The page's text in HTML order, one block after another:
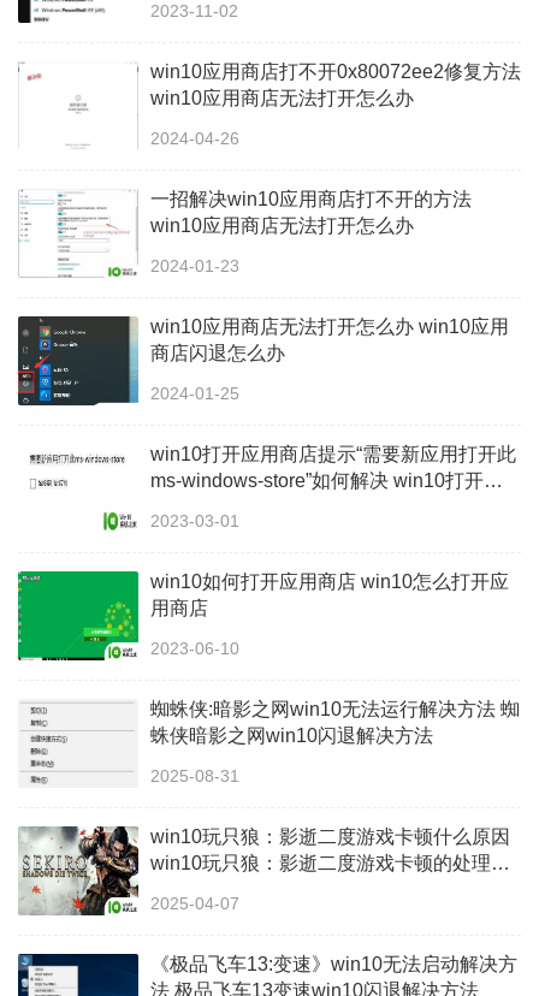
2023-11-02
win10应用商店打不开0x80072ee2修复方法
win10应用商店无法打开怎么办
2024-04-26
一招解决win10应用商店打不开的方法
win10应用商店无法打开怎么办
2024-01-23
win10应用商店无法打开怎么办 win10应用
商店闪退怎么办
2024-01-25
win10打开应用商店提示“需要新应用打开此
ms-windows-store”如何解决 win10打开应
store”怎么办
2023-03-01
win10如何打开应用商店 win10怎么打开应
用商店
2023-06-10
蜘蛛侠:暗影之网win10无法运行解决方法 蜘
蛛侠暗影之网win10闪退解决方法
2025-08-31
win10玩只狼：影逝二度游戏卡顿什么原因
win10玩只狼：影逝二度游戏卡顿的处理方
2025-04-07
《极品飞车13:变速》win10无法启动解决方
法 极品飞车13变速win10闪退解决方法